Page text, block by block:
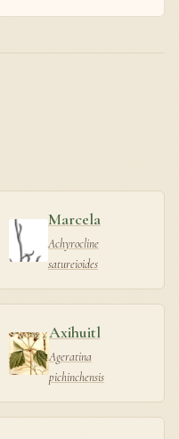
Marcela
Achyrocline
satureioides
Axihuitl
Ageratina
pichinchensis